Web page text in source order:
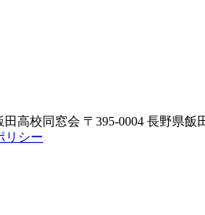
田高校同窓会 〒395-0004 長野県飯
リシー